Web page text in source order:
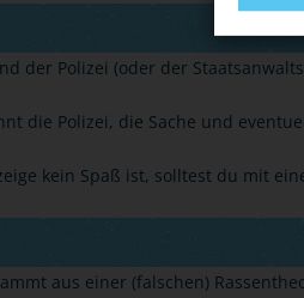
der Polizei (oder der
die Polizei, die Sache und
kein Spaß ist, solltest du mit
aus einer (falschen)